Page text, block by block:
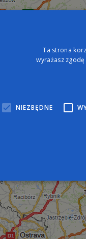
Ta strona
wyrażasz
NIEZBĘDNE
Niezbędne pliki cookie
zarządzanie kontem. Bez